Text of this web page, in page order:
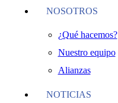
NOSOTROS
¿Qué hacemos?
Nuestro equipo
Alianzas
NOTICIAS